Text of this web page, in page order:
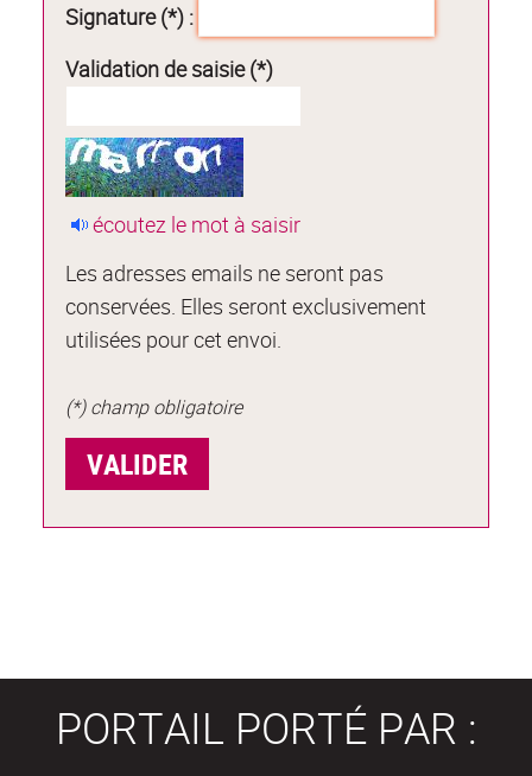
Signature (*) :
Validation de saisie (*)
écoutez le mot à saisir
Les adresses emails ne seront pas
conservées. Elles seront exclusivement
utilisées pour cet envoi.
(*) champ obligatoire
PORTAIL PORTÉ PAR :